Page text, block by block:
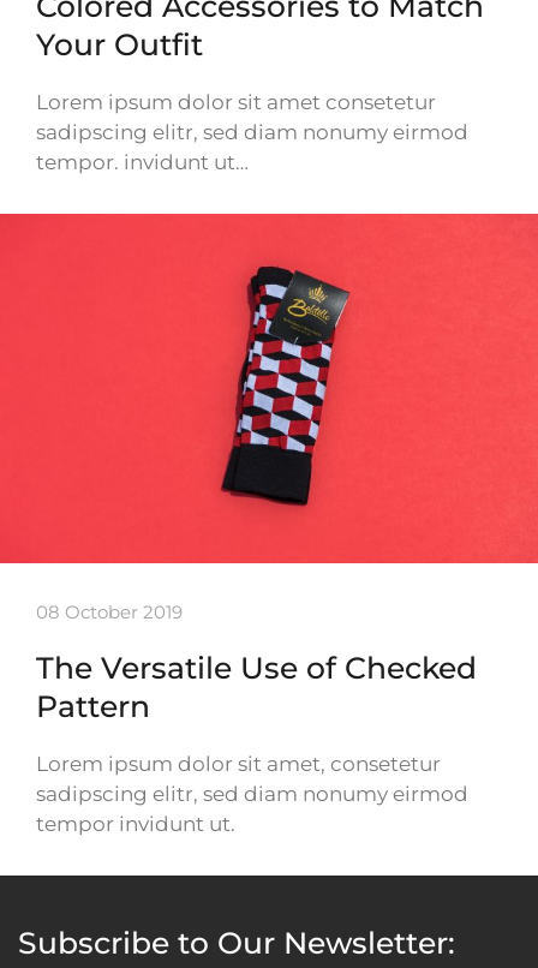
Your Outfit
Lorem ipsum dolor sit amet consetetur
sadipscing elitr, sed diam nonumy eirmod
tempor. invidunt ut…
08 October 2019
The Versatile Use of Checked
Pattern
Lorem ipsum dolor sit amet, consetetur
sadipscing elitr, sed diam nonumy eirmod
tempor invidunt ut.
Subscribe to Our Newsletter: